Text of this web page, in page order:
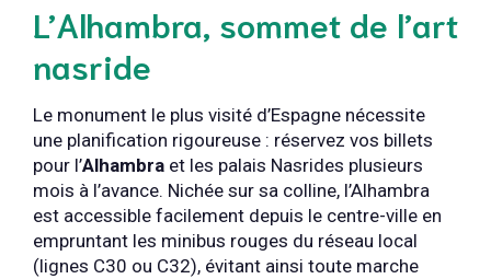
L’Alhambra, sommet de l’art
nasride
Le monument le plus visité d’Espagne nécessite
une planification rigoureuse : réservez vos billets
pour l’Alhambra et les palais Nasrides plusieurs
mois à l’avance. Nichée sur sa colline, l’Alhambra
est accessible facilement depuis le centre-ville en
empruntant les minibus rouges du réseau local
(lignes C30 ou C32), évitant ainsi toute marche